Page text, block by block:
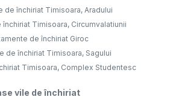
de închiriat Timisoara, Aradului
Timisoara, Circumvalatiunii
de închiriat Giroc
de închiriat Timisoara, Sagului
Timisoara, Complex Studentesc
vile de închiriat